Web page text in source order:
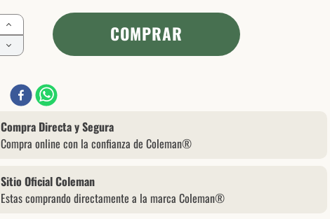
COMPRAR
Compra Directa y Segura
Compra online con la confianza de Coleman®
Sitio Oficial Coleman
Estas comprando directamente a la marca Coleman®